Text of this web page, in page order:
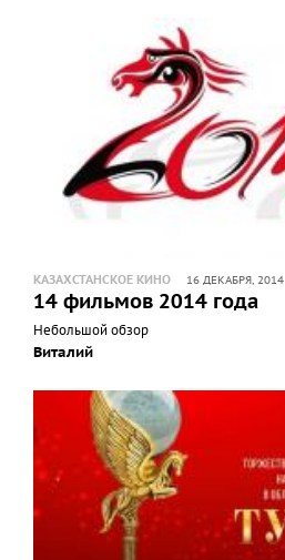
КАЗАХСТАНСКОЕ КИНО 16 ДЕКАБРЯ, 2014
14 фильмов 2014 года
Небольшой обзор
Виталий